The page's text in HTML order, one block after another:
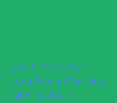
5201 E. Broadway
Long Beach, CA 90803
(562) 433-6757